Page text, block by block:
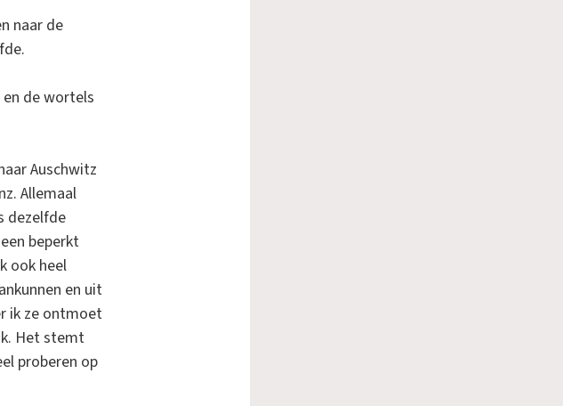
naar de
en de wortels
Auschwitz
Allemaal
dezelfde
beperkt
ook heel
en uit
ik ze ontmoet
Het stemt
proberen op